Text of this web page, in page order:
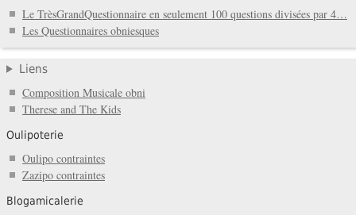
Le TrèsGrandQuestionnaire en seulement 100 questions divisées par 4…
Les Questionnaires obniesques
Liens
Composition Musicale obni
Therese and The Kids
Oulipoterie
Oulipo contraintes
Zazipo contraintes
Blogamicalerie